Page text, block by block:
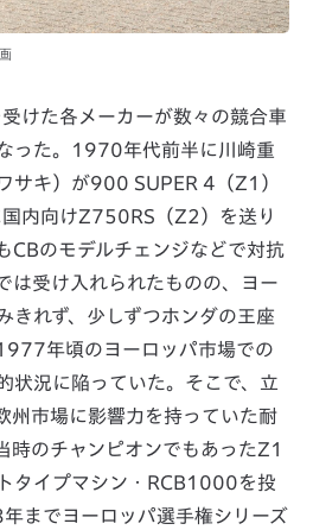
けた各メーカーが数々の競合車
った。1970年代前半に川崎重
サキ）が900 SUPER 4（Z1）
国内向けZ750RS（Z2）を送り
CBのモデルチェンジなどで対抗
は受け入れられたものの、ヨー
きれず、少しずつホンダの王座
年頃のヨーロッパ市場での
状況に陥っていた。そこで、立
州市場に影響力を持っていた耐
時のチャンピオンでもあったZ1
タイプマシン・RCB1000を投
までヨーロッパ選手権シリーズ